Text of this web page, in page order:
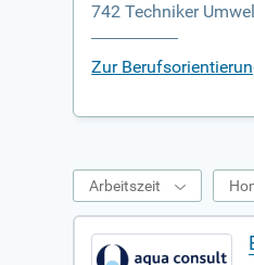
742 Techniker
Zur
Arbeitszeit